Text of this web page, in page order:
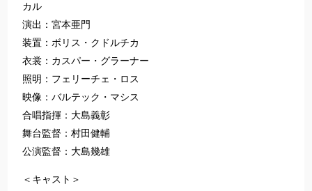
カル
演出：宮本亜門
装置：ボリス・クドルチカ
衣裳：カスパー・グラーナー
照明：フェリーチェ・ロス
映像：バルテック・マシス
合唱指揮：大島義彰
舞台監督：村田健輔
公演監督：大島幾雄
＜キャスト＞